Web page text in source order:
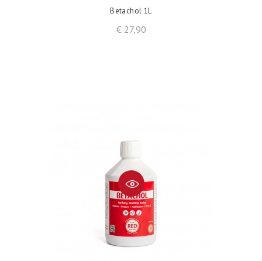
Betachol 1L
€ 27,90Prijs